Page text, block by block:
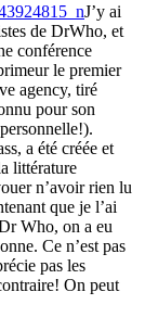
J’y ai
de DrWho, et
conférence
le premier
agency, tiré
pour son
a été créée et
littérature
n’avoir rien lu
que je l’ai
Who, on a eu
Ce n’est pas
pas les
On peut